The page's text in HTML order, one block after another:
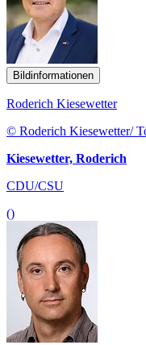
Bildinformationen
Roderich Kiesewetter
© Roderich Kiesewetter/
Kiesewetter, Roderich
CDU/CSU
()